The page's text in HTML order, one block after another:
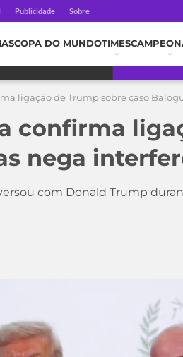
Publicidade Sobre
COPA DO MUNDOTIMES
ligação de Trump sobre caso
confirma
nega
com Donald Trump